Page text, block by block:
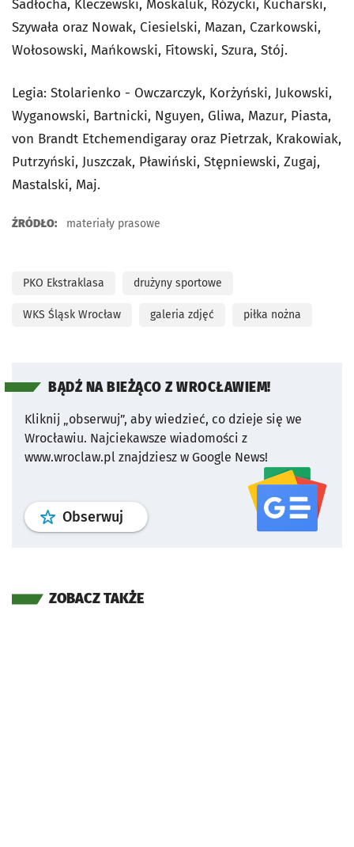
Sadłocha, Kleczewski, Moskaluk, Różycki, Kucharski,
Szywała oraz Nowak, Ciesielski, Mazan, Czarkowski,
Wołosowski, Mańkowski, Fitowski, Szura, Stój.
Legia: Stolarienko - Owczarczyk, Korżyński, Jukowski,
Wyganowski, Bartnicki, Nguyen, Gliwa, Mazur, Piasta,
von Brandt Etchemendigaray oraz Pietrzak, Krakowiak,
Putrzyński, Juszczak, Pławiński, Stępniewski, Zugaj,
Mastalski, Maj.
ŹRÓDŁO: materiały prasowe
PKO Ekstraklasa drużyny sportowe
WKS Śląsk Wrocław galeria zdjęć piłka nożna
BĄDŹ NA BIEŻĄCO Z WROCŁAWIEM!
Kliknij „obserwuj”, aby wiedzieć, co dzieje się we
Wrocławiu. Najciekawsze wiadomości z
www.wroclaw.pl znajdziesz w Google News!
Obserwuj profil serwisu
ZOBACZ TAKŻE